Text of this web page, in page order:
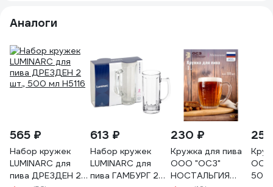
Аналоги
565 ₽
Набор кружек
LUMINARC для
пива ДРЕЗДЕН 2
613 ₽
Набор кружек
LUMINARC для
пива ГАМБУРГ 2
230 ₽
Кружка для пива
ООО "ОСЗ"
НОСТАЛЬГИЯ
ООО